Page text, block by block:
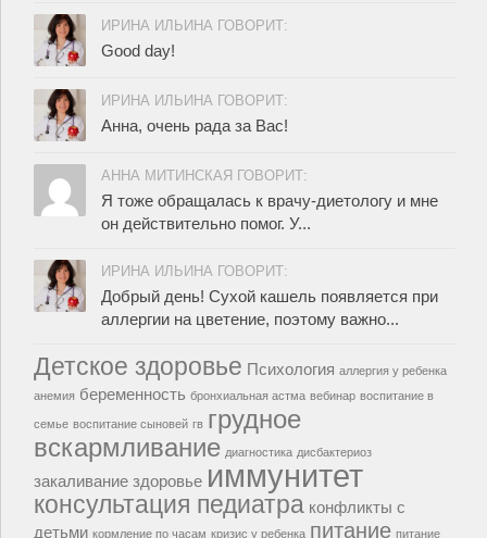
ИРИНА ИЛЬИНА ГОВОРИТ:
Good day!
ИРИНА ИЛЬИНА ГОВОРИТ:
Анна, очень рада за Вас!
АННА МИТИНСКАЯ ГОВОРИТ:
Я тоже обращалась к врачу-диетологу и мне
он действительно помог. У...
ИРИНА ИЛЬИНА ГОВОРИТ:
Добрый день! Сухой кашель появляется при
аллергии на цветение, поэтому важно...
Детское здоровье Психология аллергия у ребенка
анемия беременность бронхиальная астма вебинар воспитание в
семье воспитание сыновей гв грудное
вскармливание диагностика дисбактериоз
закаливание здоровье иммунитет
консультация педиатра конфликты с
детьми кормление по часам кризис у ребенка питание питание